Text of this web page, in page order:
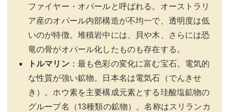
ファイヤー・オパールと呼ばれる。オーストラリ
ア産のオパール内部構造が不均一で、透明度は低
いのが特徴。堆積岩中には、貝や木、さらには恐
竜の骨がオパール化したものも存在する。
トルマリン：最も色彩の変化に富む宝石。電気的
な性質が強い鉱物。日本名は電気石（でんきせ
き）。ホウ素を主要構成元素とする珪酸塩鉱物の
グループ名（13種類の鉱物）。名称はスリランカ